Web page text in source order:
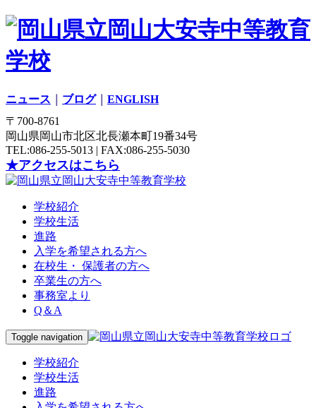
ニュース ブログ｜ ENGLISH
〒700-8761
岡山県岡山市北区北長瀬本町19番34号
TEL:086-255-5013 | FAX:086-255-5030
★アクセスはこちら
学校紹介
学校生活
進路
入学を希望される方へ
在校生・ 保護者の方へ
卒業生の方へ
事務室より
Q＆A
Toggle navigation
学校紹介
学校生活
進路